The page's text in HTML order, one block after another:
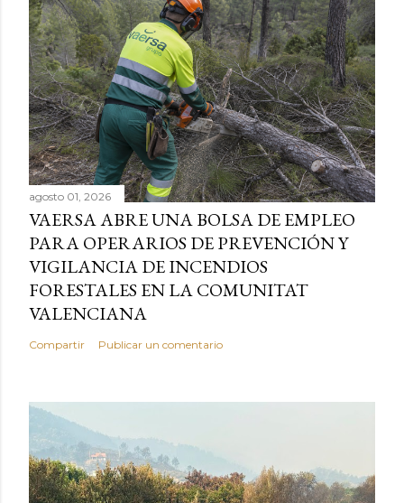
agosto 01, 2026
VAERSA ABRE UNA BOLSA DE EMPLEO
PARA OPERARIOS DE PREVENCIÓN Y
VIGILANCIA DE INCENDIOS
FORESTALES EN LA COMUNITAT
VALENCIANA
Compartir Publicar un comentario